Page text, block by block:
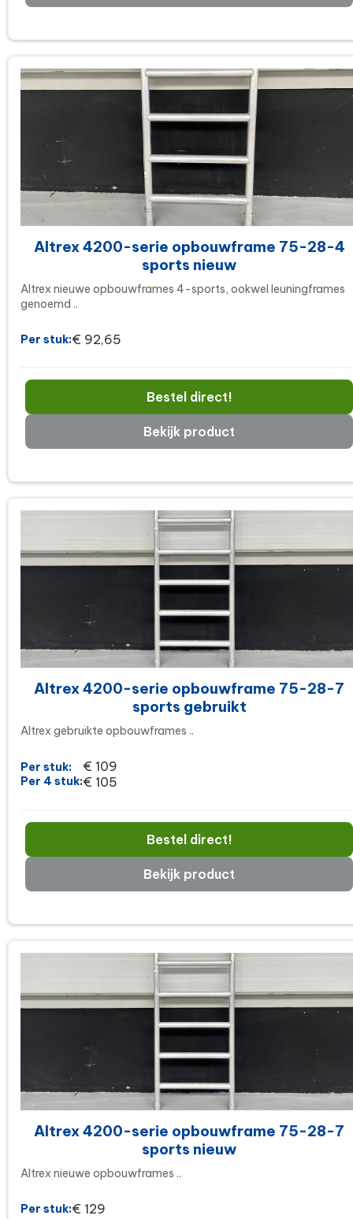
Altrex 4200-serie opbouwframe 75-28-4
sports nieuw
Altrex nieuwe opbouwframes 4-sports, ookwel leuningframes
genoemd ..
Per stuk:€ 92,65
Bestel direct!
Bekijk product
Altrex 4200-serie opbouwframe 75-28-7
sports gebruikt
Altrex gebruikte opbouwframes ..
Per stuk:
Per 4 stuk:
€ 109
€ 105
Bestel direct!
Bekijk product
Altrex 4200-serie opbouwframe 75-28-7
sports nieuw
Altrex nieuwe opbouwframes ..
Per stuk:€ 129